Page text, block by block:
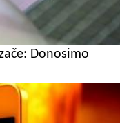
Donosimo